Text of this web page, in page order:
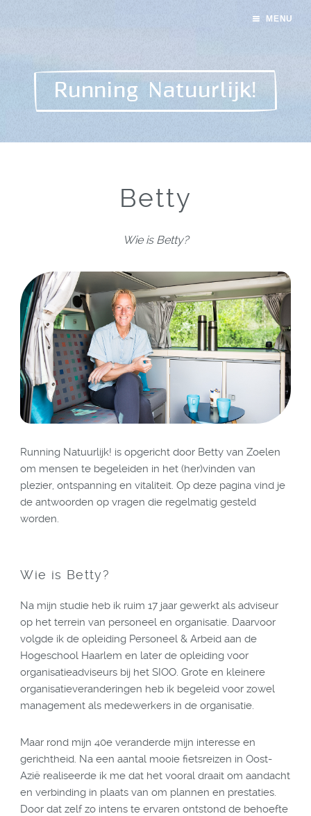
Running Natuurlijk!
Betty
Wie is Betty?
Running Natuurlijk! is opgericht door Betty van Zoelen
om mensen te begeleiden in het (her)vinden van
plezier, ontspanning en vitaliteit. Op deze pagina vind je
de antwoorden op vragen die regelmatig gesteld
worden.
Wie is Betty?
Na mijn studie heb ik ruim 17 jaar gewerkt als adviseur
op het terrein van personeel en organisatie. Daarvoor
volgde ik de opleiding Personeel & Arbeid aan de
Hogeschool Haarlem en later de opleiding voor
organisatieadviseurs bij het SIOO. Grote en kleinere
organisatieveranderingen heb ik begeleid voor zowel
management als medewerkers in de organisatie.
Maar rond mijn 40e veranderde mijn interesse en
gerichtheid. Na een aantal mooie fietsreizen in Oost-
Azië realiseerde ik me dat het vooral draait om aandacht
en verbinding in plaats van om plannen en prestaties.
Door dat zelf zo intens te ervaren ontstond de behoefte
MENU